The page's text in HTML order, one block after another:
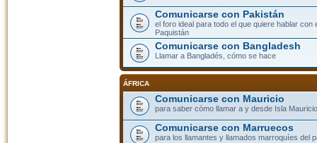
Comunicarse con Pakistán
el foro ideal para todo el que quiere hablar con
Paquistán
Comunicarse con Bangladesh
Llamar a Bangladés, cómo se hace
ÁFRICA
Comunicarse con Mauricio
para saber cómo llamar a y desde Isla
Comunicarse con Marruecos
para los llamantes y llamados marroquíes del